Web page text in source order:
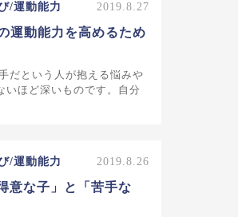
/運動能力 2019.8.27
運動能力を高めるため
だという人が抱える悩みや
いほど深いものです。自分
/運動能力 2019.8.26
意な子」と「苦手な